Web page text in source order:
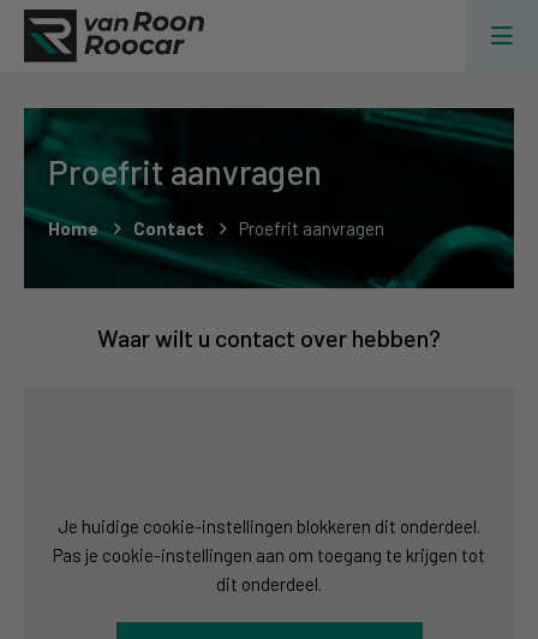
Proefrit aanvragen
Home Contact Proefrit aanvragen
Waar wilt u contact over hebben?
Je huidige cookie-instellingen blokkeren dit onderdeel.
Pas je cookie-instellingen aan om toegang te krijgen tot
dit onderdeel.